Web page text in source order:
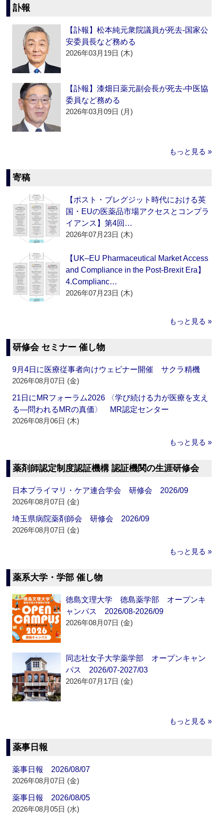
訃報
【訃報】松本純元衆院議員が死去‐国家公
安委員長など務める
2026年03月19日 (木)
【訃報】漆畑日薬元副会長が死去‐中医協
委員など務める
2026年03月09日 (月)
もっと見る »
寄稿
【ポスト・ブレグジット時代における英
国・EUの医薬品市場アクセスとコンプラ
イアンス】第4回…
2026年07月23日 (木)
【UK–EU Pharmaceutical Market Access
and Compliance in the Post-Brexit Era】
4.Complianc…
2026年07月23日 (木)
もっと見る »
研修会 セミナー 催し物
9月4日に医療従事者向けウェビナー開催 サクラ精機
2026年08月07日 (金)
21日にMRフォーラム2026 〈学び続ける力が医療を支え
る―問われるMRの真価〉 MR認定センター
2026年08月06日 (木)
もっと見る »
薬剤師認定制度認証機構 認証機関の生涯研修会
日本プライマリ・ケア連合学会 研修会 2026/09
2026年08月07日 (金)
埼玉県病院薬剤師会 研修会 2026/09
2026年08月07日 (金)
もっと見る »
薬系大学・学部 催し物
徳島文理大学 徳島薬学部 オープンキ
ャンパス 2026/08-2026/09
2026年08月07日 (金)
同志社女子大学薬学部 オープンキャン
パス 2026/07-2027/03
2026年07月17日 (金)
もっと見る »
薬事日報
薬事日報 2026/08/07
2026年08月07日 (金)
薬事日報 2026/08/05
2026年08月05日 (水)